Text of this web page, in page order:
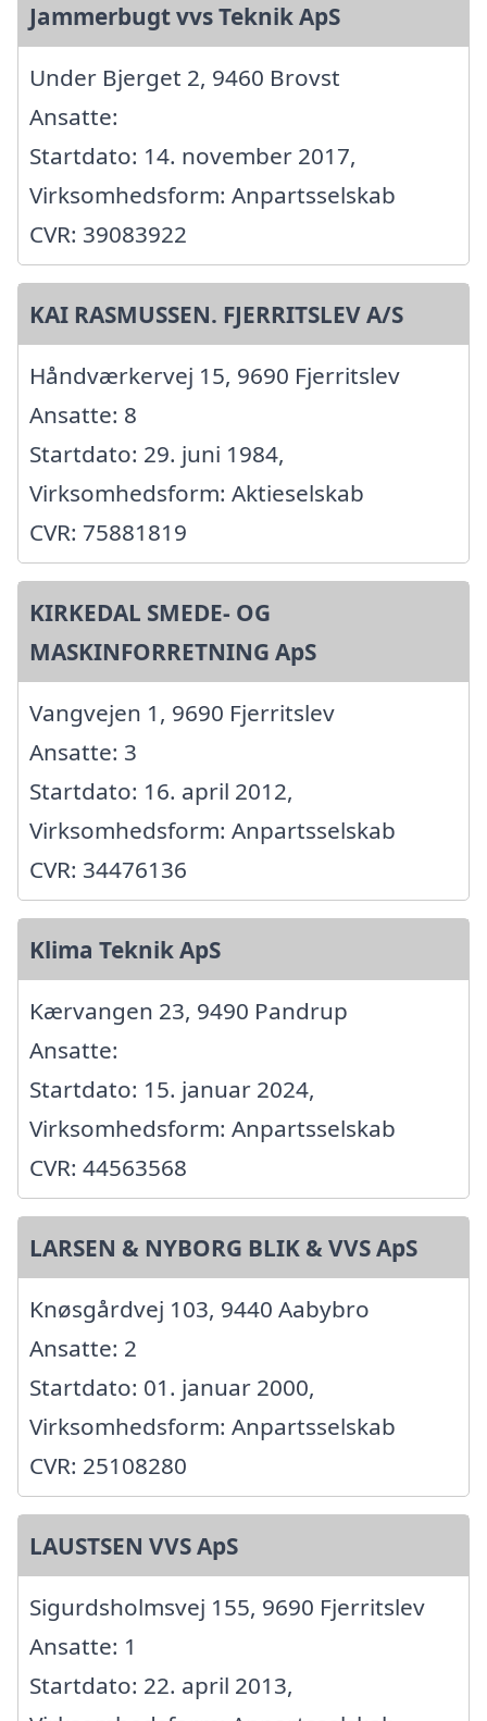
Jammerbugt vvs Teknik ApS
Under Bjerget 2, 9460 Brovst
Ansatte:
Startdato: 14. november 2017,
Virksomhedsform: Anpartsselskab
CVR: 39083922
KAI RASMUSSEN. FJERRITSLEV A/S
Håndværkervej 15, 9690 Fjerritslev
Ansatte: 8
Startdato: 29. juni 1984,
Virksomhedsform: Aktieselskab
CVR: 75881819
KIRKEDAL SMEDE- OG
MASKINFORRETNING ApS
Vangvejen 1, 9690 Fjerritslev
Ansatte: 3
Startdato: 16. april 2012,
Virksomhedsform: Anpartsselskab
CVR: 34476136
Klima Teknik ApS
Kærvangen 23, 9490 Pandrup
Ansatte:
Startdato: 15. januar 2024,
Virksomhedsform: Anpartsselskab
CVR: 44563568
LARSEN & NYBORG BLIK & VVS ApS
Knøsgårdvej 103, 9440 Aabybro
Ansatte: 2
Startdato: 01. januar 2000,
Virksomhedsform: Anpartsselskab
CVR: 25108280
LAUSTSEN VVS ApS
Sigurdsholmsvej 155, 9690 Fjerritslev
Ansatte: 1
Startdato: 22. april 2013,